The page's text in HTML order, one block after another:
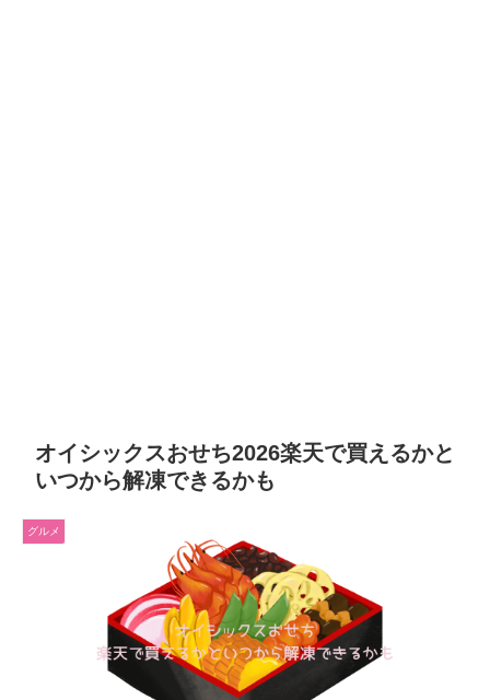
オイシックスおせち2026楽天で買えるかと
いつから解凍できるかも
グルメ